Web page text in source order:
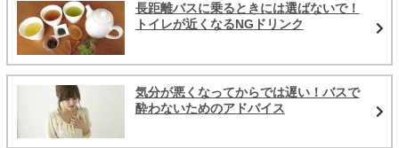
長距離バスに乗るときには選ばないで！
トイレが近くなるNGドリンク
気分が悪くなってからでは遅い！バスで
酔わないためのアドバイス